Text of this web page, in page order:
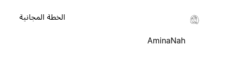
AminaNah
الخطة المجانية